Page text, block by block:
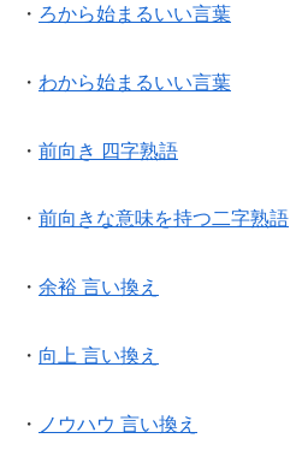
・ ろから始まるいい言葉
・ わから始まるいい言葉
・ 前向き 四字熟語
・ 前向きな意味を持つ二字熟語
・ 余裕 言い換え
・ 向上 言い換え
・ ノウハウ 言い換え